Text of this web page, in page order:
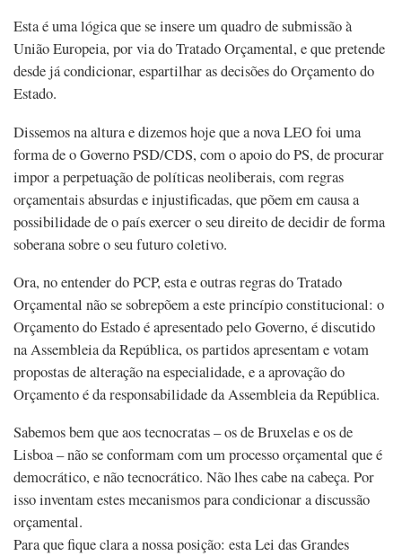
Esta é uma lógica que se insere um quadro de submissão à
União Europeia, por via do Tratado Orçamental, e que pretende
desde já condicionar, espartilhar as decisões do Orçamento do
Estado.
Dissemos na altura e dizemos hoje que a nova LEO foi uma
forma de o Governo PSD/CDS, com o apoio do PS, de procurar
impor a perpetuação de políticas neoliberais, com regras
orçamentais absurdas e injustificadas, que põem em causa a
possibilidade de o país exercer o seu direito de decidir de forma
soberana sobre o seu futuro coletivo.
Ora, no entender do PCP, esta e outras regras do Tratado
Orçamental não se sobrepõem a este princípio constitucional: o
Orçamento do Estado é apresentado pelo Governo, é discutido
na Assembleia da República, os partidos apresentam e votam
propostas de alteração na especialidade, e a aprovação do
Orçamento é da responsabilidade da Assembleia da República.
Sabemos bem que aos tecnocratas – os de Bruxelas e os de
Lisboa – não se conformam com um processo orçamental que é
democrático, e não tecnocrático. Não lhes cabe na cabeça. Por
isso inventam estes mecanismos para condicionar a discussão
orçamental.
Para que fique clara a nossa posição: esta Lei das Grandes